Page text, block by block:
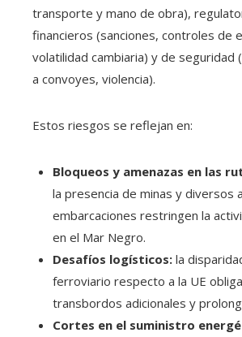
transporte y mano de obra),
financieros (sanciones, controles de
volatilidad cambiaria) y de seguridad
a convoyes, violencia).
Estos riesgos se reflejan en:
Bloqueos y amenazas en las
la presencia de minas y diversos
embarcaciones restringen la
en el Mar Negro.
Desafíos logísticos: la
ferroviario respecto a la UE
transbordos adicionales y
Cortes en el suministro